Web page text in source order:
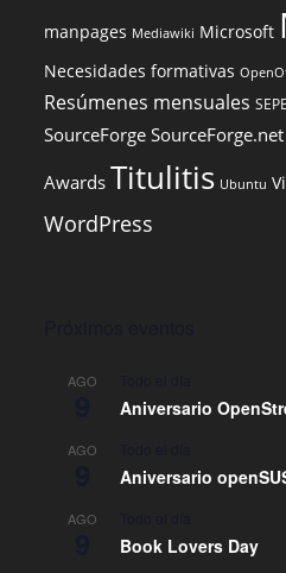
manpages Mediawiki Microsoft
Necesidades formativas
Resúmenes mensuales SEPE
SourceForge
Awards Titulitis Ubuntu
WordPress
AGO
Aniversario
AGO
Aniversario
AGO
Book Lovers Day